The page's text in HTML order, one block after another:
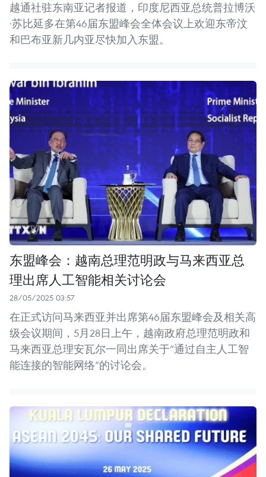
越通社驻东南亚记者报道，印度尼西亚总统普拉博沃
·苏比延多在第46届东盟峰会全体会议上欢迎东帝汶
和巴布亚新几内亚尽快加入东盟。
东盟峰会：越南总理范明政与马来西亚总
理出席人工智能相关讨论会
28/05/2025 03:57
在正式访问马来西亚并出席第46届东盟峰会及相关高
级会议期间，5月28日上午，越南政府总理范明政和
马来西亚总理安瓦尔一同出席关于“通过自主人工智
能连接的智能网络”的讨论会。